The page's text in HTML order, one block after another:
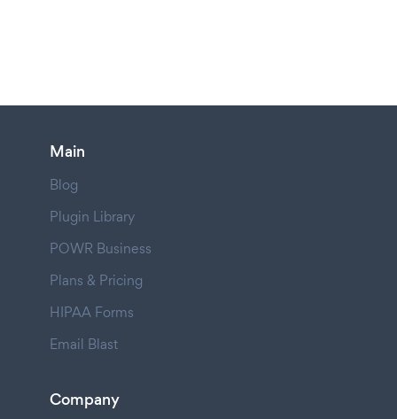
Main
Blog
Plugin Library
POWR Business
Plans & Pricing
HIPAA Forms
Email Blast
Company